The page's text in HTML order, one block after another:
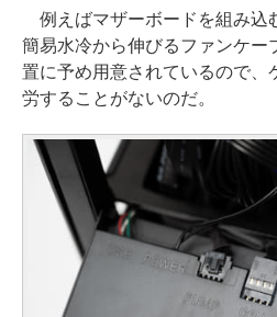
例えばマザーボードを組み込
簡易水冷から伸びるファンケー
置に予め用意されているので、
労することがないのだ。